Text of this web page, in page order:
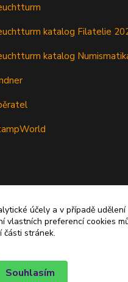
katalog Filatelie
katalog
účely a v případě
vlastních preferencí cookies
části stránek.
Souhlasím